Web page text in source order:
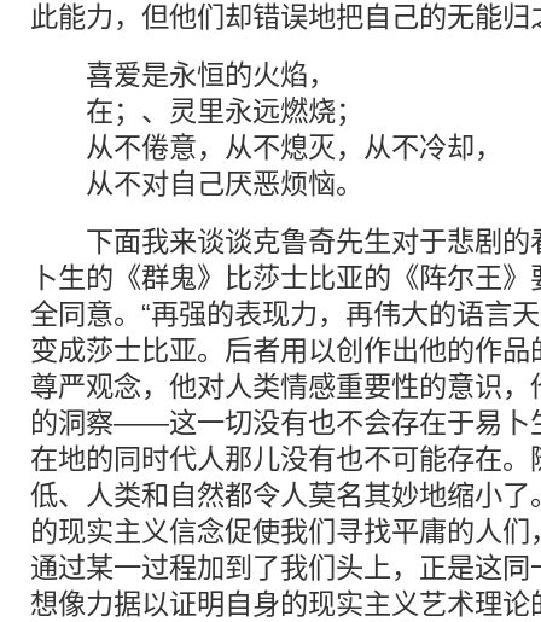
此能力，但他们却错误地把自己的无能
喜爱是永恒的火焰，
在；、灵里永远燃烧；
从不倦意，从不熄灭，从不冷却，
从不对自己厌恶烦恼。
下面我来谈谈克鲁奇先生对于悲剧的
卜生的《群鬼》比莎士比亚的《阵尔王
全同意。“再强的表现力，再伟大的语言
变成莎士比亚。后者用以创作出他的作
尊严观念，他对人类情感重要性的意识
的洞察——这一切没有也不会存在于易卜
在地的同时代人那儿没有也不可能存在
低、人类和自然都令人莫名其妙地缩小
的现实主义信念促使我们寻找平庸的人
通过某一过程加到了我们头上，正是这
想像力据以证明自身的现实主义艺术理论